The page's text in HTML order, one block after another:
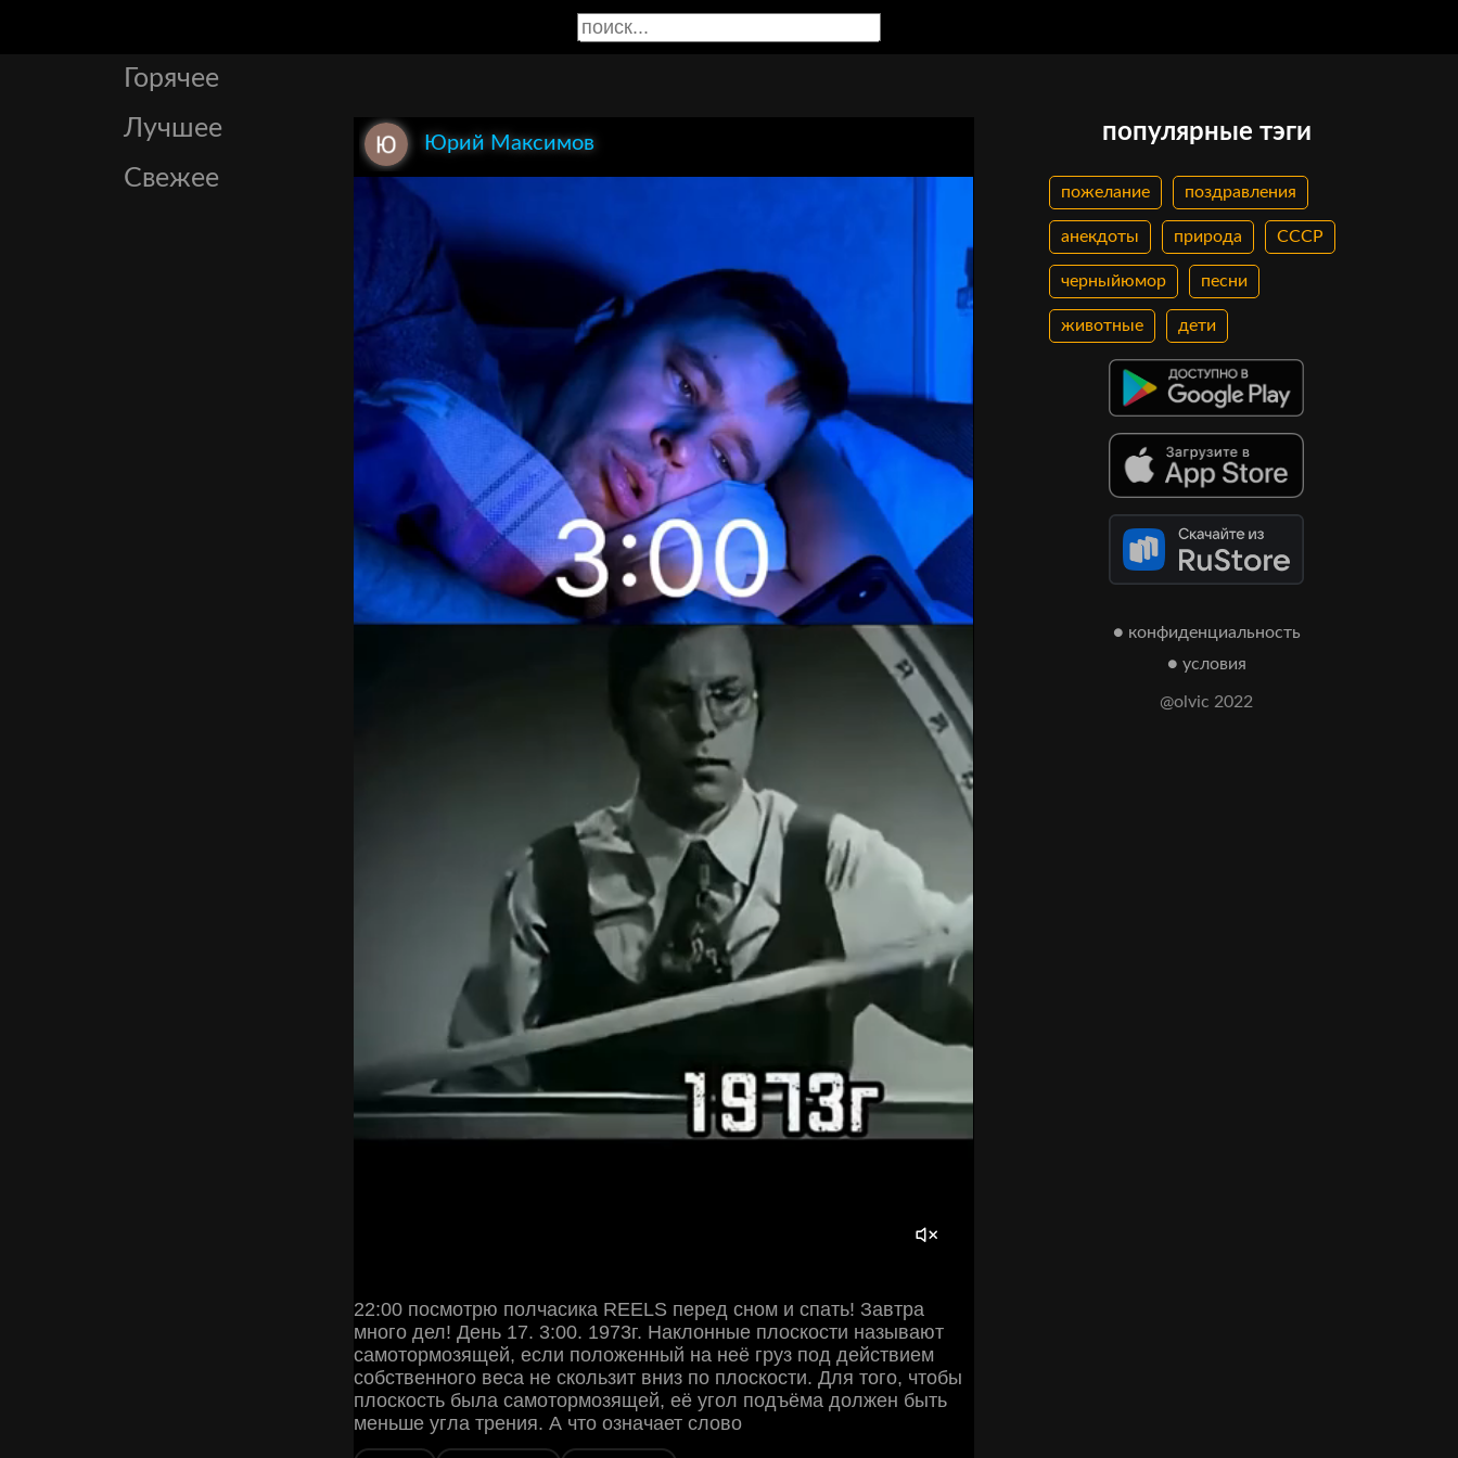
Горячее
Лучшее
Свежее
Юрий Максимов
22:00 посмотрю полчасика REELS перед сном и спать! Завтра
много дел! День 17. 3:00. 1973г. Наклонные плоскости называют
самотормозящей, если положенный на неё груз под действием
собственного веса не скользит вниз по плоскости. Для того, чтобы
плоскость была самотормозящей, её угол подъёма должен быть
меньше угла трения. А что означает слово
популярные тэги
пожелание поздравления
анекдоты природа СССР
черныйюмор песни
животные дети
● конфиденциальность
● условия
@olvic 2022